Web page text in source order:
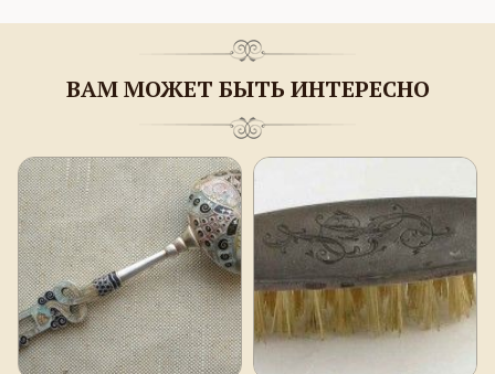
ВАМ МОЖЕТ БЫТЬ ИНТЕРЕСНО